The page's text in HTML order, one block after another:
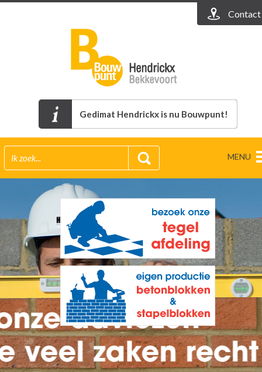
Contact
Gedimat Hendrickx is nu Bouwpunt!
MENU